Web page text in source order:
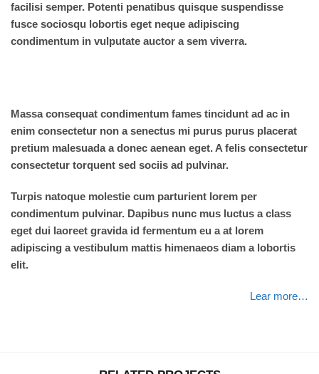
facilisi semper. Potenti penatibus quisque suspendisse
fusce sociosqu lobortis eget neque adipiscing
condimentum in vulputate auctor a sem viverra.
Massa consequat condimentum fames tincidunt ad ac in
enim consectetur non a senectus mi purus purus placerat
pretium malesuada a donec aenean eget. A felis consectetur
consectetur torquent sed sociis ad pulvinar.
Turpis natoque molestie cum parturient lorem per
condimentum pulvinar. Dapibus nunc mus luctus a class
eget dui laoreet gravida id fermentum eu a at lorem
adipiscing a vestibulum mattis himenaeos diam a lobortis
elit.
Lear more…